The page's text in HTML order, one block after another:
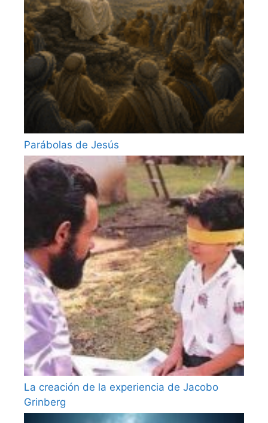
Parábolas de Jesús
La creación de la experiencia de Jacobo
Grinberg